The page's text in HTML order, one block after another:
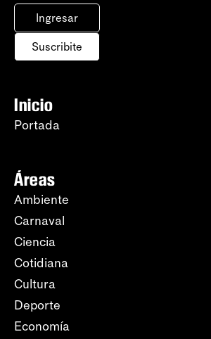
Ingresar
Suscribite
Inicio
Portada
Áreas
Ambiente
Carnaval
Ciencia
Cotidiana
Cultura
Deporte
Economía